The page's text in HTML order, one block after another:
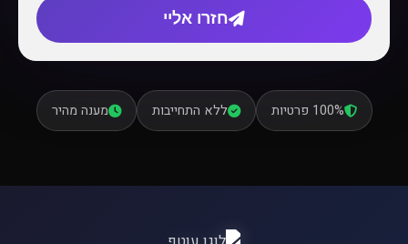
חזרו אליי
100% פרטיות ללא התחייבות מענה מהיר